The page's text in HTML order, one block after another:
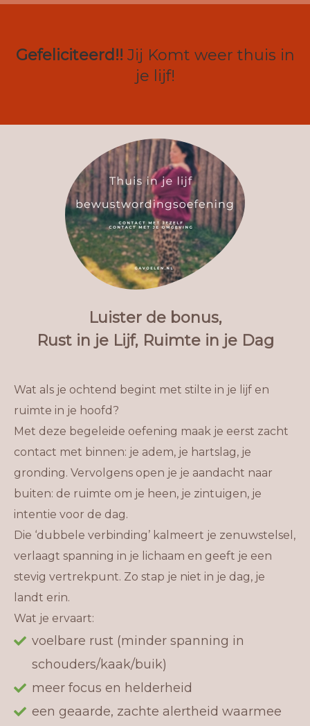
Gefeliciteerd!! Jij Komt weer thuis in
je lijf!
Luister de bonus,
Rust in je Lijf, Ruimte in je Dag
Wat als je ochtend begint met stilte in je lijf en
ruimte in je hoofd?
Met deze begeleide oefening maak je eerst zacht
contact met binnen: je adem, je hartslag, je
gronding. Vervolgens open je je aandacht naar
buiten: de ruimte om je heen, je zintuigen, je
intentie voor de dag.
Die ‘dubbele verbinding’ kalmeert je zenuwstelsel,
verlaagt spanning in je lichaam en geeft je een
stevig vertrekpunt. Zo stap je niet in je dag, je
landt erin.
Wat je ervaart:
voelbare rust (minder spanning in
schouders/kaak/buik)
meer focus en helderheid
een geaarde, zachte alertheid waarmee